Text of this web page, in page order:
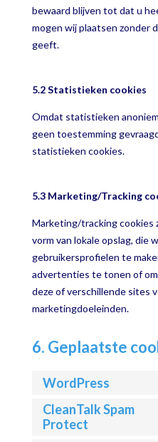
bewaard blijven tot dat u
mogen wij plaatsen zonder
geeft.
5.2 Statistieken cookies
Omdat statistieken
geen toestemming
statistieken cookies.
5.3 Marketing/Tracking
Marketing/tracking cookies
vorm van lokale opslag, die
gebruikersprofielen te
advertenties te tonen of
deze of verschillende sites
marketingdoeleinden.
6. Geplaatste
WordPress
CleanTalk Spam
Protect